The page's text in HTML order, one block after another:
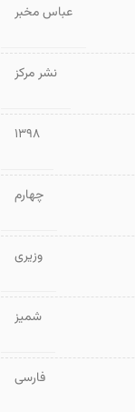
عباس مخبر
نشر مرکز
1398
چهارم
وزیری
شمیز
فارسی